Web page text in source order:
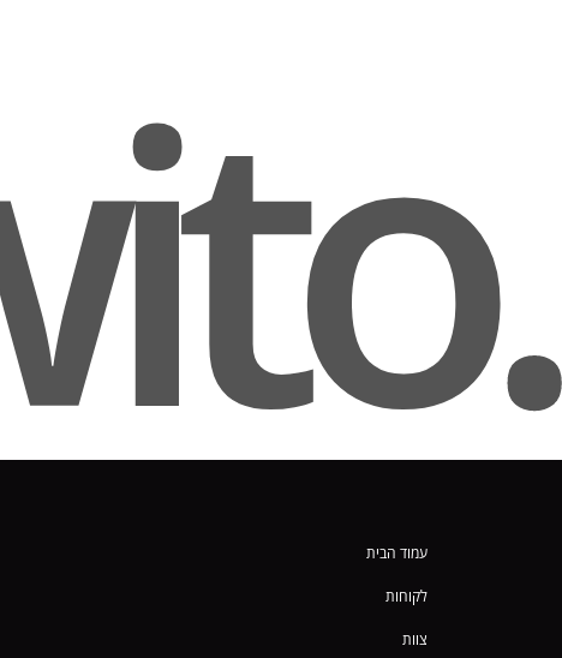
.wito
עמוד הבית
לקוחות
צוות